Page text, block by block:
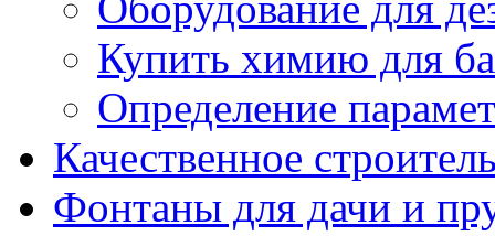
Купить химию для
Определение
Качественное
Фонтаны для дачи и